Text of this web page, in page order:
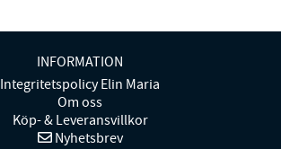
INFORMATION
Integritetspolicy Elin Maria
Om oss
Köp- & Leveransvillkor
Nyhetsbrev